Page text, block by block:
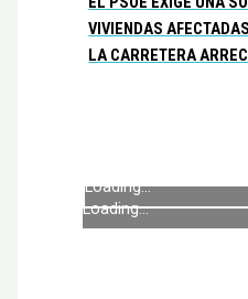
VIVIENDAS
LA CARRETERA
Loading...
Loading...